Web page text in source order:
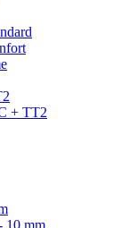
+ TT2
10 mm